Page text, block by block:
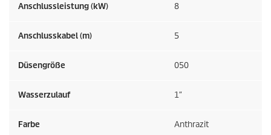
Anschlussleistung (kW) 8
Anschlusskabel (m) 5
Düsengröße 050
Wasserzulauf 1″
Farbe Anthrazit